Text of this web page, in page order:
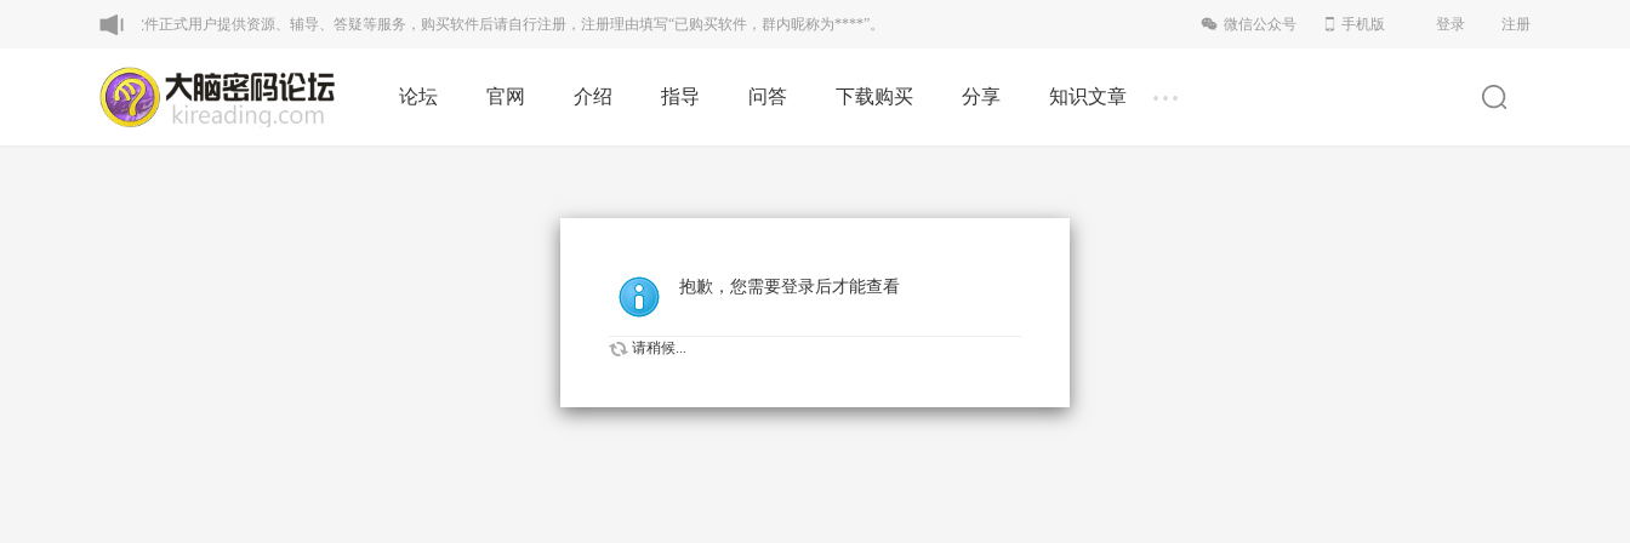
：本论坛VIP区为软件正式用户提供资源、辅导、答疑等服务，购买软件后请自行注册，注册理由填写“已购买软件，群内昵称为****”。 登录 注册
微信公众号 手机版
论坛 官网 介绍 指导 问答 下载购买 分享 知识文章 ...
抱歉，您需要登录后才能查看
请稍候...